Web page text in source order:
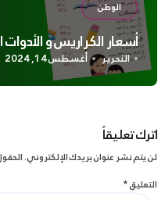
الوطن
أسعار الكراريس و الأدوات
التحرير أغسطس 14, 2024
اترك تعليقاً
لن يتم نشر عنوان بريدك الإلكتروني.
التعليق*